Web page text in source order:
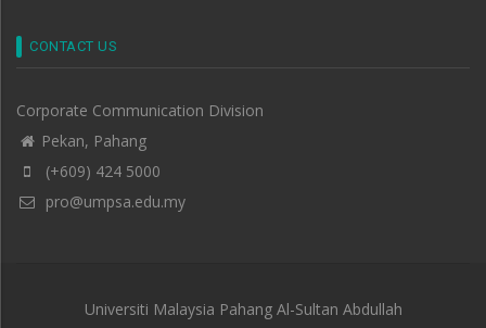
CONTACT US
Corporate Communication Division
Pekan, Pahang
(+609) 424 5000
pro@umpsa.edu.my
Universiti Malaysia Pahang Al-Sultan Abdullah